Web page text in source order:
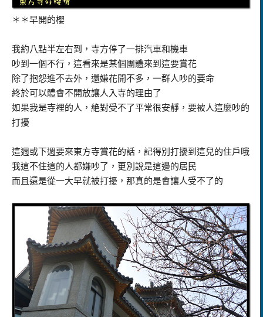
＊＊早開的櫻
我約八點半左右到，寺方停了一排汽車和機車
吵到一個不行，這看來是某個團體來到這要賞花
除了抱怨進不去外，還嫌花開不多，一群人吵的要命
終於可以體會不開放讓人入寺的理由了
如果我是寺裡的人，絶對受不了平常很安靜，要被人這麼吵的
打擾
這週或下週要來東方寺賞花的話，記得別打擾到這兒的住戶哦
我這不住這的人都嫌吵了，更別說是這邊的居民
而且還是從一大早就被打擾，那真的是會讓人受不了的